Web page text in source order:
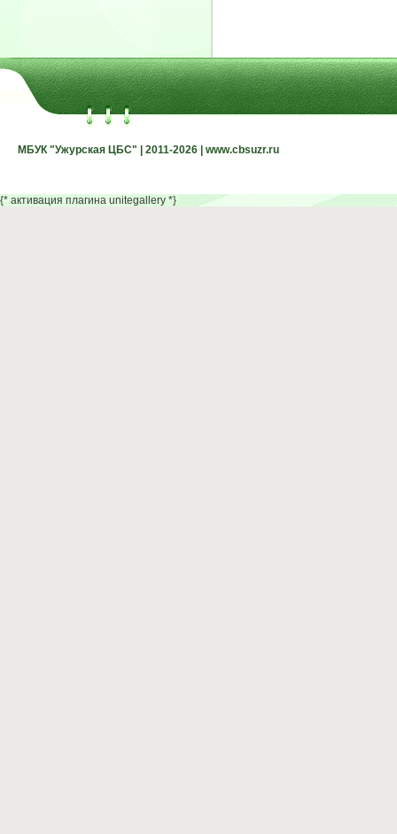
МБУК "Ужурская ЦБС" | 2011-2026 | www.cbsuzr.ru
МБУК "Ужурская ЦБС" | 2011-2026 | www.cbsuzr.ru
{* активация плагина unitegallery *}